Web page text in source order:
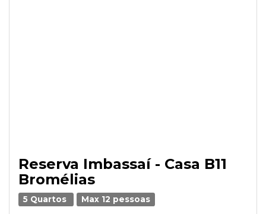
Reserva Imbassaí - Casa B11
Bromélias
5 Quartos Max 12 pessoas